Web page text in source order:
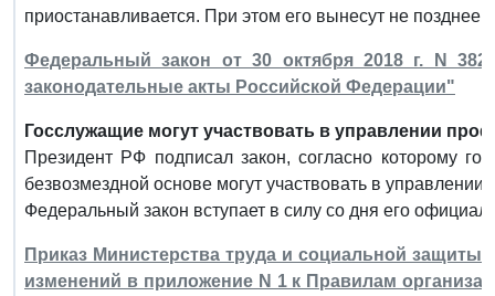
приостанавливается. При этом его вынесут не
Федеральный закон от 30 октября 2018 г. N
законодательные акты Российской Федерации"
Госслужащие могут участвовать в управлении
Президент РФ подписал закон, согласно которому
безвозмездной основе могут участвовать в
Федеральный закон вступает в силу со дня его
Приказ Министерства труда и социальной защиты
изменений в приложение N 1 к Правилам